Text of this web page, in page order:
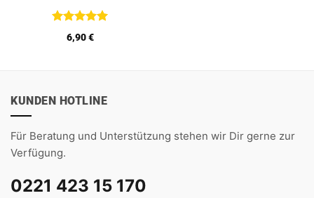
Bewertet
mit5von
6,90€
KUNDEN HOTLINE
Für Beratung und Unterstützung stehen wir Dir gerne zur
Verfügung.
0221 423 15 170